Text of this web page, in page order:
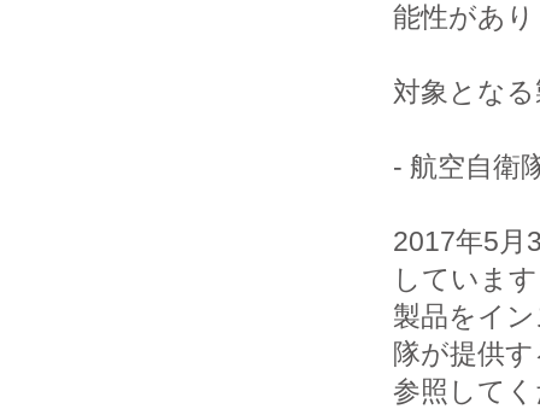
能性があ
対象とな
- 航空自衛
2017年5月
していま
製品をイ
隊が提供
参照して